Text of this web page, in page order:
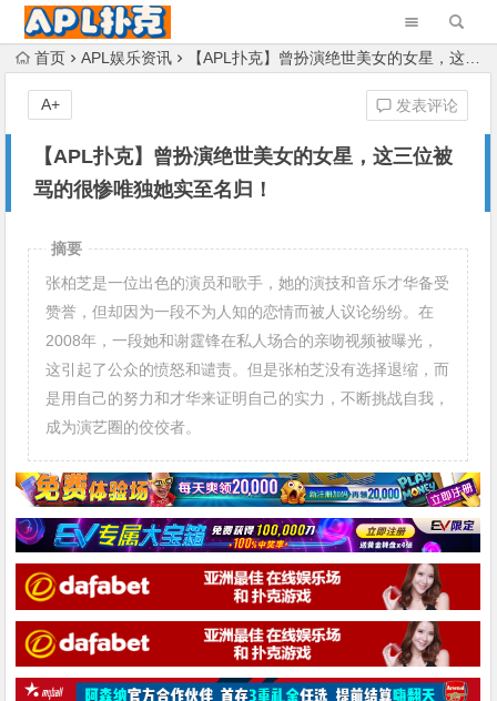
首页 APL娱乐资讯 【APL扑克】曾扮演绝世美女的女星，这三位被骂的很惨唯独她实至名归！
【APL扑克】曾扮演绝世美女的女星，这三位被
骂的很惨唯独她实至名归！
发表评论
A+
摘要
张柏芝是一位出色的演员和歌手，她的演技和音乐才华备受
赞誉，但却因为一段不为人知的恋情而被人议论纷纷。在
2008年，一段她和谢霆锋在私人场合的亲吻视频被曝光，
这引起了公众的愤怒和谴责。但是张柏芝没有选择退缩，而
是用自己的努力和才华来证明自己的实力，不断挑战自我，
成为演艺圈的佼佼者。